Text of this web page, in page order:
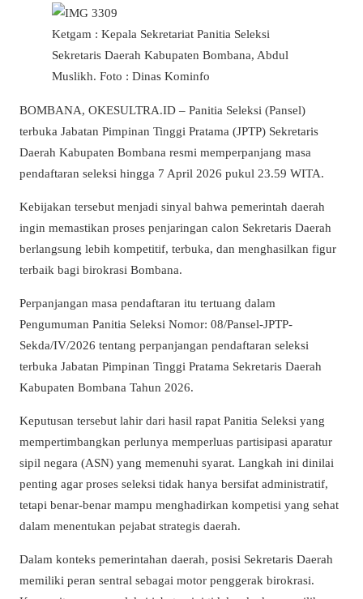
Ketgam : Kepala Sekretariat Panitia Seleksi
Sekretaris Daerah Kabupaten Bombana, Abdul
Muslikh. Foto : Dinas Kominfo
BOMBANA, OKESULTRA.ID – Panitia Seleksi (Pansel)
terbuka Jabatan Pimpinan Tinggi Pratama (JPTP) Sekretaris
Daerah Kabupaten Bombana resmi memperpanjang masa
pendaftaran seleksi hingga 7 April 2026 pukul 23.59 WITA.
Kebijakan tersebut menjadi sinyal bahwa pemerintah daerah
ingin memastikan proses penjaringan calon Sekretaris Daerah
berlangsung lebih kompetitif, terbuka, dan menghasilkan figur
terbaik bagi birokrasi Bombana.
Perpanjangan masa pendaftaran itu tertuang dalam
Pengumuman Panitia Seleksi Nomor: 08/Pansel-JPTP-
Sekda/IV/2026 tentang perpanjangan pendaftaran seleksi
terbuka Jabatan Pimpinan Tinggi Pratama Sekretaris Daerah
Kabupaten Bombana Tahun 2026.
Keputusan tersebut lahir dari hasil rapat Panitia Seleksi yang
mempertimbangkan perlunya memperluas partisipasi aparatur
sipil negara (ASN) yang memenuhi syarat. Langkah ini dinilai
penting agar proses seleksi tidak hanya bersifat administratif,
tetapi benar-benar mampu menghadirkan kompetisi yang sehat
dalam menentukan pejabat strategis daerah.
Dalam konteks pemerintahan daerah, posisi Sekretaris Daerah
memiliki peran sentral sebagai motor penggerak birokrasi.